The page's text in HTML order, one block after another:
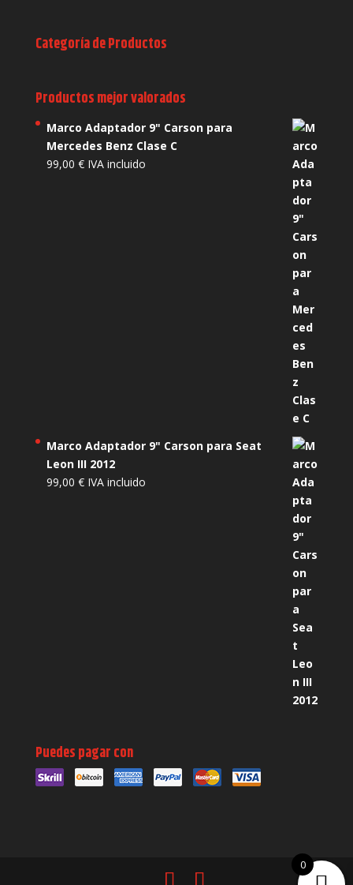
Categoría de Productos
Productos mejor valorados
Marco Adaptador 9" Carson para
Mercedes Benz Clase C
99,00 € IVA incluido
Marco Adaptador 9" Carson para Seat
Leon III 2012
99,00 € IVA incluido
Puedes pagar con
0